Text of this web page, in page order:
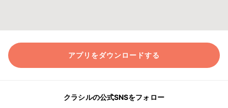
アプリをダウンロードする
クラシルの公式SNSをフォロー